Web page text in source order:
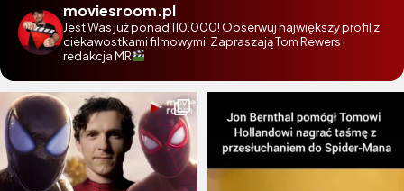
moviesroom.pl
Jest Was już ponad 110.000! Obserwuj największy profil z
ciekawostkami filmowymi. Zapraszają Tom Rewers i
redakcja MR